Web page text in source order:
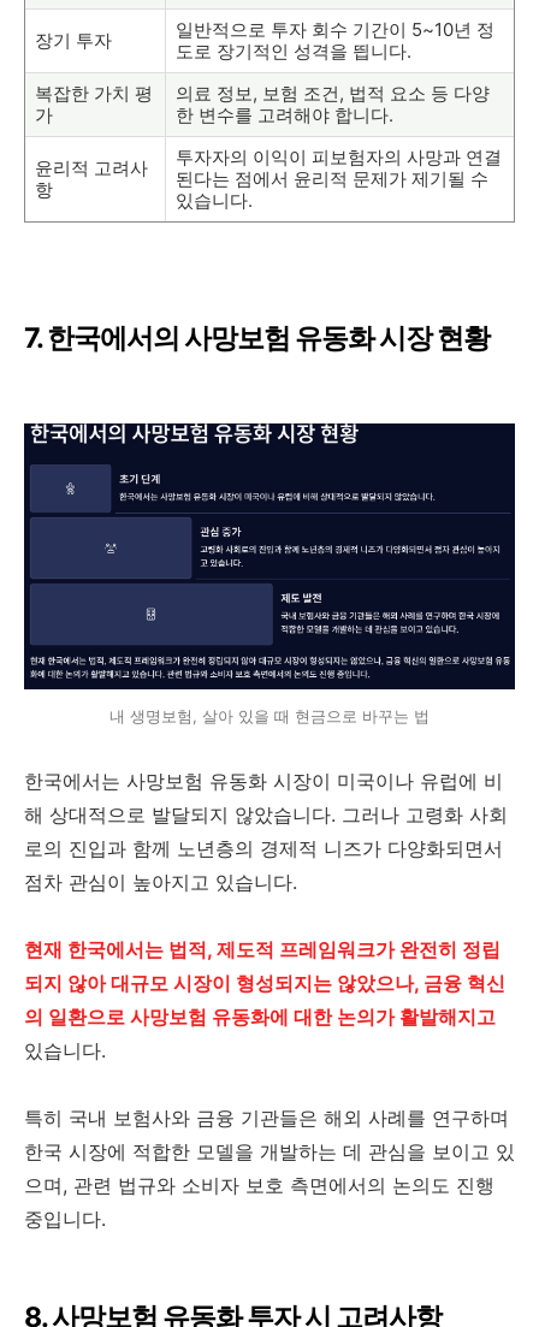
장기 투자
일반적으로 투자 회수 기간이 5~10년 정
도로 장기적인 성격을 띕니다.
복잡한 가치 평
가
의료 정보, 보험 조건, 법적 요소 등 다양
한 변수를 고려해야 합니다.
윤리적 고려사
항
투자자의 이익이 피보험자의 사망과 연결
된다는 점에서 윤리적 문제가 제기될 수
있습니다.
7. 한국에서의 사망보험 유동화 시장 현황
내 생명보험, 살아 있을 때 현금으로 바꾸는 법
한국에서는 사망보험 유동화 시장이 미국이나 유럽에 비
해 상대적으로 발달되지 않았습니다. 그러나 고령화 사회
로의 진입과 함께 노년층의 경제적 니즈가 다양화되면서
점차 관심이 높아지고 있습니다.
현재 한국에서는 법적, 제도적 프레임워크가 완전히 정립
되지 않아 대규모 시장이 형성되지는 않았으나, 금융 혁신
의 일환으로 사망보험 유동화에 대한 논의가 활발해지고
있습니다.
특히 국내 보험사와 금융 기관들은 해외 사례를 연구하며
한국 시장에 적합한 모델을 개발하는 데 관심을 보이고 있
으며, 관련 법규와 소비자 보호 측면에서의 논의도 진행
중입니다.
8. 사망보험 유동화 투자 시 고려사항